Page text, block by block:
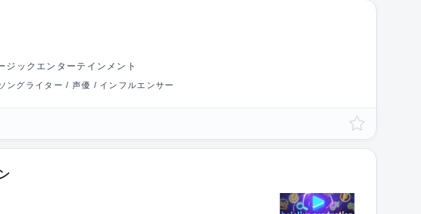
ジックエンターテインメント
ングライター / 声優 / インフルエンサー